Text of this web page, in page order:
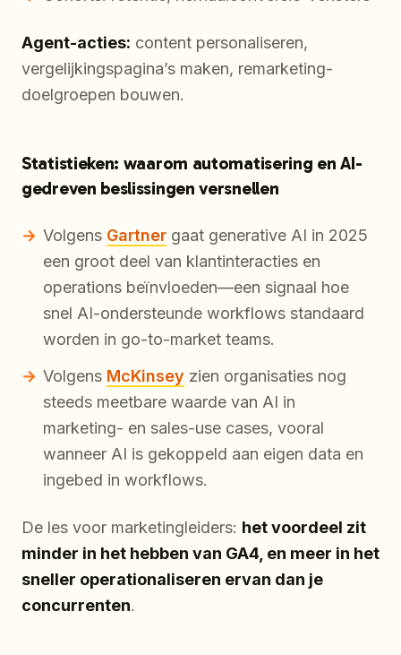
Agent-acties: content personaliseren,
vergelijkingspagina’s maken, remarketing-
doelgroepen bouwen.
Statistieken: waarom automatisering en AI-
gedreven beslissingen versnellen
Volgens Gartner gaat generative AI in 2025
een groot deel van klantinteracties en
operations beïnvloeden—een signaal hoe
snel AI-ondersteunde workflows standaard
worden in go-to-market teams.
Volgens McKinsey zien organisaties nog
steeds meetbare waarde van AI in
marketing- en sales-use cases, vooral
wanneer AI is gekoppeld aan eigen data en
ingebed in workflows.
De les voor marketingleiders: het voordeel zit
minder in het hebben van GA4, en meer in het
sneller operationaliseren ervan dan je
concurrenten.